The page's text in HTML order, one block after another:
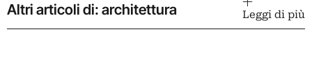
Altri articoli di: architettura Leggi di più